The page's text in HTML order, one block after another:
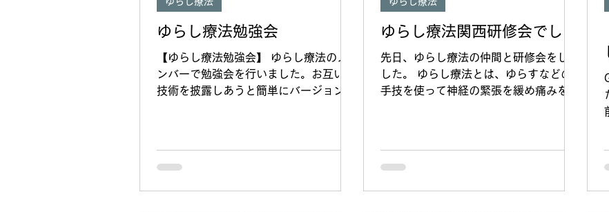
ゆらし療法勉強会
【ゆらし療法勉強会】 ゆらし療法のメ
ンバーで勉強会を行いました。お互いの
技術を披露しあうと簡単にバージョンア
す。...
ゆらし療法関西研修会でした
先日、ゆらし療法の仲間と研修会をしま
した。 ゆらし療法とは、ゆらすなどの
手技を使って神経の緊張を緩め痛みを早
さま対応を学びあって...